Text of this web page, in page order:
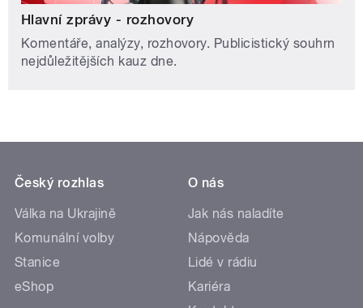
Hlavní zprávy - rozhovory
Komentáře, analýzy, rozhovory. Publicistický souhrn
nejdůležitějších kauz dne.
Český rozhlas
Válka na Ukrajině
Komunální volby
Stanice
eShop
O nás
Jak nás naladíte
Nápověda
Lidé v rádiu
Kariéra